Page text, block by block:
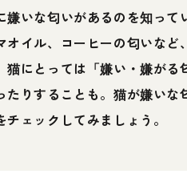
嫌いな匂いがあるのを知って
オイル、コーヒーの匂いなど
猫にとっては「嫌い・嫌がる
たりすることも。猫が嫌いな
チェックしてみましょう。